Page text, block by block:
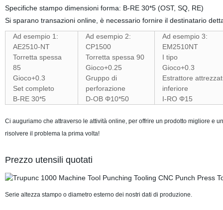
Specifiche stampo dimensioni forma: B-RE 30*5 (OST, SQ, RE)
Si sparano transazioni online, è necessario fornire il destinatario
Ad esempio 1:
AE2510-NT
Torretta spessa
85
Gioco+0.3
Set completo
B-RE 30*5
Ad esempio 2:
CP1500
Torretta spessa 90
Gioco+0.25
Gruppo di
perforazione
D-OB Φ10*50
Ad esempio 3:
EM2510NT
I tipo
Gioco+0.3
Estrattore
inferiore
I-RO Φ15
Ci auguriamo che attraverso le attività online, per offrire un prodotto migliore e
risolvere il problema la prima volta!
Prezzo utensili quotati
Serie altezza stampo o diametro esterno dei nostri dati di produzione.